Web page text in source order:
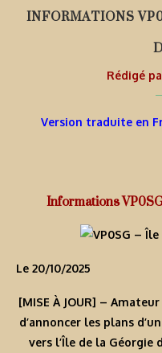
INFORMATIONS
Rédigé
Version traduite en
Informations
Le 20/10/2025
[MISE À JOUR] –
d’annoncer les plans
vers l’Île de la Géorgie